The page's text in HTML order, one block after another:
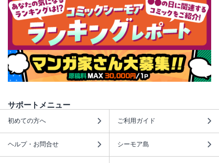
サポートメニュー
初めての方へ ご利用ガイド
ヘルプ・お問合せ シーモア島